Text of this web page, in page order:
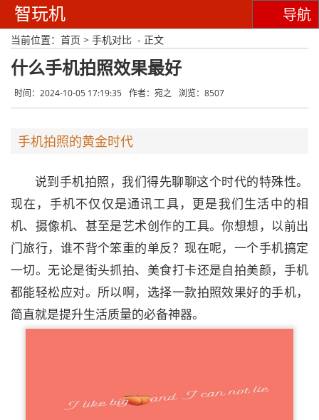
智玩机 导航
当前位置： 首页 > 手机对比 - 正文
什么手机拍照效果最好
时间：2024-10-05 17:19:35 作者：宛之 浏览：8507
手机拍照的黄金时代
说到手机拍照，我们得先聊聊这个时代的特殊性。
现在，手机不仅仅是通讯工具，更是我们生活中的相
机、摄像机、甚至是艺术创作的工具。你想想，以前出
门旅行，谁不背个笨重的单反？现在呢，一个手机搞定
一切。无论是街头抓拍、美食打卡还是自拍美颜，手机
都能轻松应对。所以啊，选择一款拍照效果好的手机，
简直就是提升生活质量的必备神器。